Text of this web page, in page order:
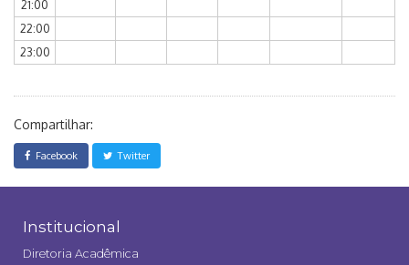
21:00
22:00
23:00
Compartilhar:
Facebook Twitter
Institucional
Diretoria Acadêmica